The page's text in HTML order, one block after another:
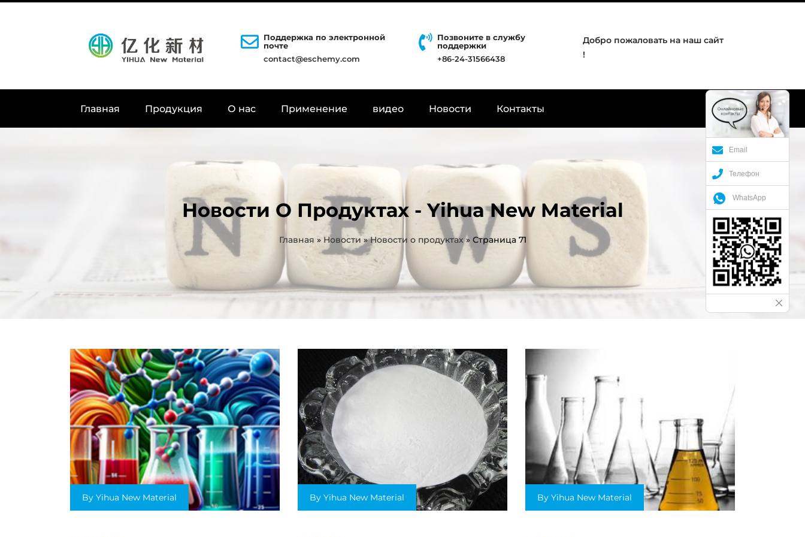
Поддержка по электронной
почте
contact@eschemy.com
Позвоните в службу
поддержки
+86-24-31566438
Добро пожаловать на наш сайт
!
Главная Продукция О нас Применение видео Новости Контакты
Новости О Продуктах - Yihua New Material
Главная » Новости»Новости о продуктах» Страница 71
By Yihua New Material By Yihua New Material By Yihua New Material
Email
Телефон
WhatsApp